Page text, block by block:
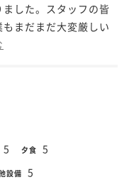
した。スタッフの皆
まだまだ大変厳しい
5 夕食 5
設備 5